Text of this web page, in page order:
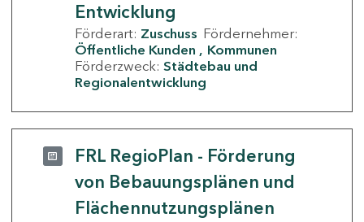
Entwicklung
Förderart: Zuschuss Fördernehmer:
Öffentliche Kunden
Kommunen
Förderzweck: Städtebau und
Regionalentwicklung
FRL RegioPlan - Förderung
von Bebauungsplänen und
Flächennutzungsplänen